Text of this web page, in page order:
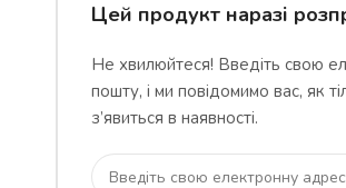
Цей продукт наразі
Не хвилюйтеся! Введіть свою
пошту, і ми повідомимо вас, як
з’явиться в наявності.